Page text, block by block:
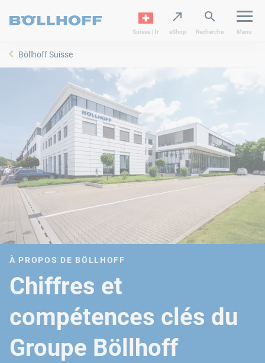
Suisse | fr eShop Recherche Menu
Böllhoff Suisse
À PROPOS DE BÖLLHOFF
Chiffres et
compétences clés du
Groupe Böllhoff